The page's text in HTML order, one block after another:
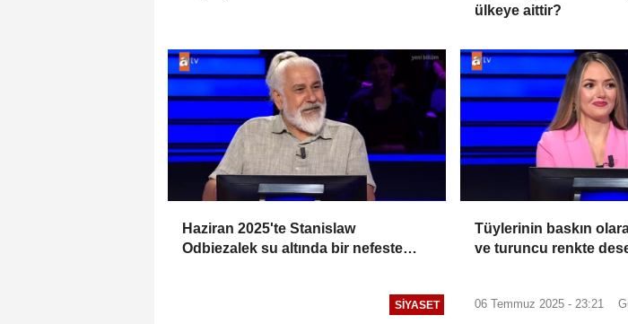
ülkeye aittir?
Haziran 2025'te Stanislaw
Odbiezalek su altında bir nefeste
Tüylerinin baskın
ve turuncu renkte
adlandırılan kedilerle
SIYASET 06 Temmuz 2025 - 23:21